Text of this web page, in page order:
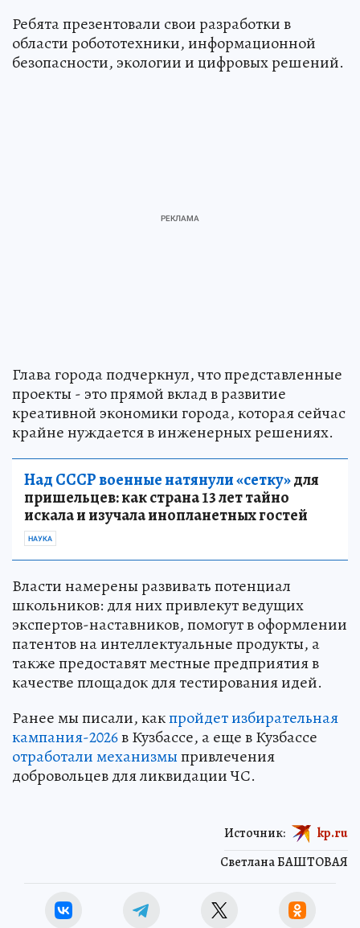
Ребята презентовали свои разработки в
области робототехники, информационной
безопасности, экологии и цифровых решений.
Глава города подчеркнул, что представленные
проекты - это прямой вклад в развитие
креативной экономики города, которая сейчас
крайне нуждается в инженерных решениях.
Над СССР военные натянули «сетку»для
пришельцев: как страна 13 лет тайно
искала и изучала инопланетных гостей
НАУКА
Власти намерены развивать потенциал
школьников: для них привлекут ведущих
экспертов-наставников, помогут в оформлении
патентов на интеллектуальные продукты, а
также предоставят местные предприятия в
качестве площадок для тестирования идей.
Ранее мы писали, какпройдет избирательная
кампания-2026в Кузбассе, а еще в Кузбассе
отработали механизмыпривлечения
добровольцев для ликвидации ЧС.
Светлана БАШТОВАЯ
Источник: kp.ru